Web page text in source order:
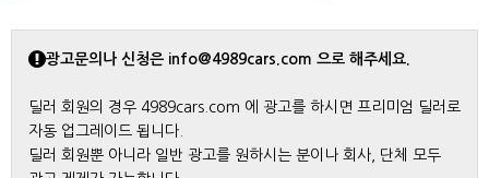
광고문의나 신청은 info@4989cars.com 으로 해주세요.
딜러 회원의 경우 4989cars.com 에 광고를 하시면 프리미엄 딜러로
자동 업그레이드 됩니다.
딜러 회원뿐 아니라 일반 광고를 원하시는 분이나 회사, 단체 모두